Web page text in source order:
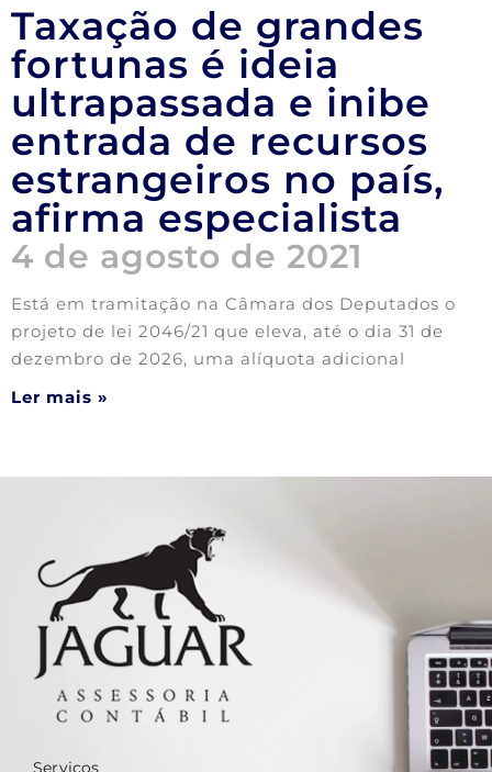
Taxação de grandes
fortunas é ideia
ultrapassada e inibe
entrada de recursos
estrangeiros no país,
afirma especialista
4 de agosto de 2021
Está em tramitação na Câmara dos Deputados o
projeto de lei 2046/21 que eleva, até o dia 31 de
dezembro de 2026, uma alíquota adicional
Ler mais »
Serviços